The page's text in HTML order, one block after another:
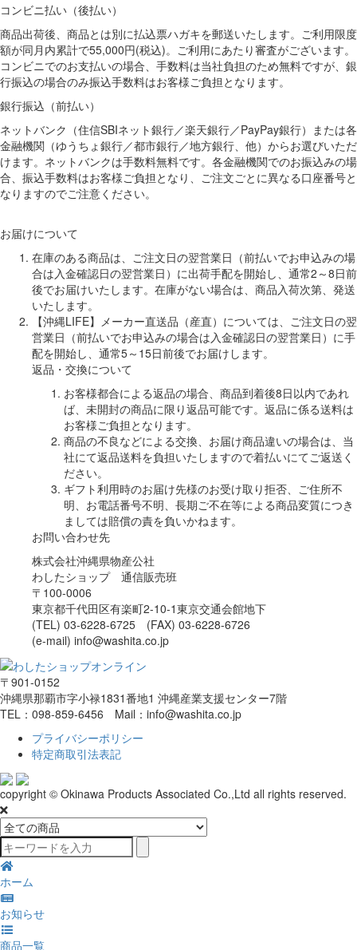
コンビニ払い（後払い）
商品出荷後、商品とは別に払込票ハガキを郵送いたします。ご利用限度
額が同月内累計で55,000円(税込)。ご利用にあたり審査がございます。
コンビニでのお支払いの場合、手数料は当社負担のため無料ですが、銀
行振込の場合のみ振込手数料はお客様ご負担となります。
銀行振込（前払い）
ネットバンク（住信SBIネット銀行／楽天銀行／PayPay銀行）または各
金融機関（ゆうちょ銀行／都市銀行／地方銀行、他）からお選びいただ
けます。ネットバンクは手数料無料です。各金融機関でのお振込みの場
合、振込手数料はお客様ご負担となり、ご注文ごとに異なる口座番号と
なりますのでご注意ください。
お届けについて
在庫のある商品は、ご注文日の翌営業日（前払いでお申込みの場
合は入金確認日の翌営業日）に出荷手配を開始し、通常2～8日前
後でお届けいたします。在庫がない場合は、商品入荷次第、発送
いたします。
【沖縄LIFE】メーカー直送品（産直）については、ご注文日の翌
営業日（前払いでお申込みの場合は入金確認日の翌営業日）に手
配を開始し、通常5～15日前後でお届けします。
返品・交換について
お客様都合による返品の場合、商品到着後8日以内であれ
ば、未開封の商品に限り返品可能です。返品に係る送料は
お客様ご負担となります。
商品の不良などによる交換、お届け商品違いの場合は、当
社にて返品送料を負担いたしますので着払いにてご返送く
ださい。
ギフト利用時のお届け先様のお受け取り拒否、ご住所不
明、お電話番号不明、長期ご不在等による商品変質につき
ましては賠償の責を負いかねます。
お問い合わせ先
株式会社沖縄県物産公社
わしたショップ 通信販売班
〒100-0006
東京都千代田区有楽町2-10-1東京交通会館地下
(TEL) 03-6228-6725 (FAX) 03-6228-6726
(e-mail) info@washita.co.jp
〒901-0152
沖縄県那覇市字小禄1831番地1 沖縄産業支援センター7階
TEL：098-859-6456 Mail：info@washita.co.jp
プライバシーポリシー
特定商取引法表記
copyright © Okinawa Products Associated Co.,Ltd all rights reserved.
ホーム
お知らせ
商品一覧